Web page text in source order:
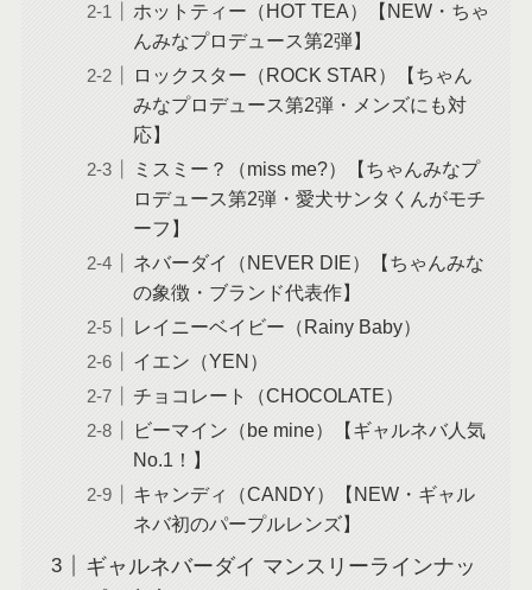
ホットティー（HOT TEA）【NEW・ちゃ
んみなプロデュース第2弾】
ロックスター（ROCK STAR）【ちゃん
みなプロデュース第2弾・メンズにも対
応】
ミスミー？（miss me?）【ちゃんみなプ
ロデュース第2弾・愛犬サンタくんがモチ
ーフ】
ネバーダイ（NEVER DIE）【ちゃんみな
の象徴・ブランド代表作】
レイニーベイビー（Rainy Baby）
イエン（YEN）
チョコレート（CHOCOLATE）
ビーマイン（be mine）【ギャルネバ人気
No.1！】
キャンディ（CANDY）【NEW・ギャル
ネバ初のパープルレンズ】
ギャルネバーダイ マンスリーラインナッ